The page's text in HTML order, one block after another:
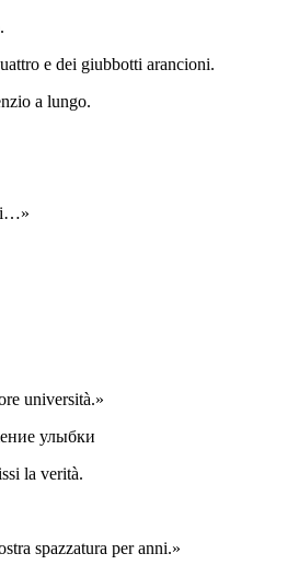
e dei giubbotti arancioni.
a lungo.
università.»
la verità.
spazzatura per anni.»